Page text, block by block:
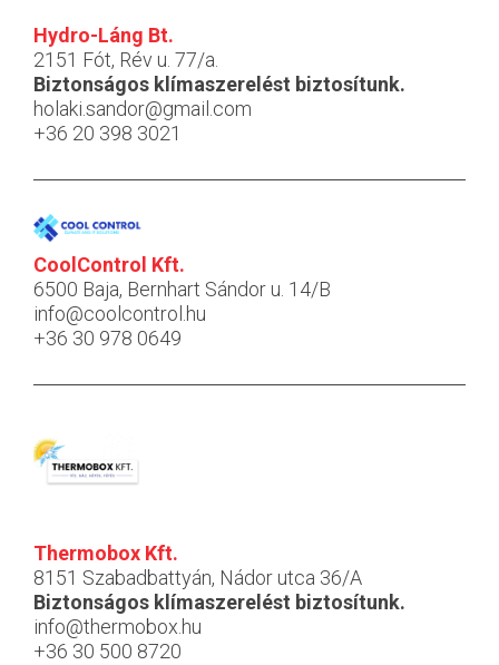
Hydro-Láng Bt.
2151 Fót, Rév u. 77/a.
Biztonságos klímaszerelést biztosítunk.
holaki.sandor@gmail.com
+36 20 398 3021
CoolControl Kft.
6500 Baja, Bernhart Sándor u. 14/B
info@coolcontrol.hu
+36 30 978 0649
Thermobox Kft.
8151 Szabadbattyán, Nádor utca 36/A
Biztonságos klímaszerelést biztosítunk.
info@thermobox.hu
+36 30 500 8720